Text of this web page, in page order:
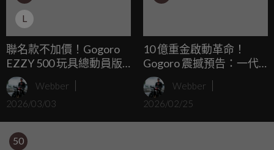
L
聯名款不加價！Gogoro
EZZY 500 玩具總動員版
超萌登場，補助後不到四
萬、Gogoro玩樂總動員全
台巡迴 闖關拿好禮
Webber
2026/03/03
10 億重金啟動革命！
Gogoro 震撼預告：一代
電池將退役、新一代
「GoStation Q」換電站、
新車3/3即將發表
Webber
2026/02/25
50